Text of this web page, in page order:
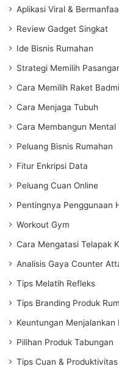
Aplikasi Viral &
Review Gadget Singkat
Ide Bisnis Rumahan
Strategi Memilih
Cara Memilih Raket
Cara Menjaga Tubuh
Cara Membangun Mental
Peluang Bisnis Rumahan
Fitur Enkripsi Data
Peluang Cuan Online
Pentingnya Penggunaan
Workout Gym
Cara Mengatasi Telapak
Analisis Gaya Counter
Tips Melatih Refleks
Tips Branding Produk
Keuntungan Menjalankan
Pilihan Produk Tabungan
Tips Cuan & Produktivitas